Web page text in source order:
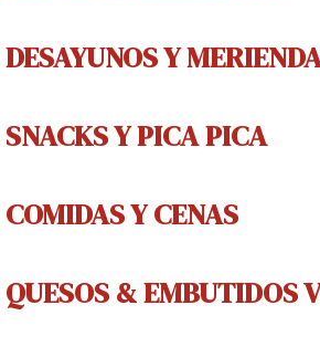
DESAYUNOS Y
SNACKS Y PICA PICA
COMIDAS Y CENAS
QUESOS & EMBUTIDOS